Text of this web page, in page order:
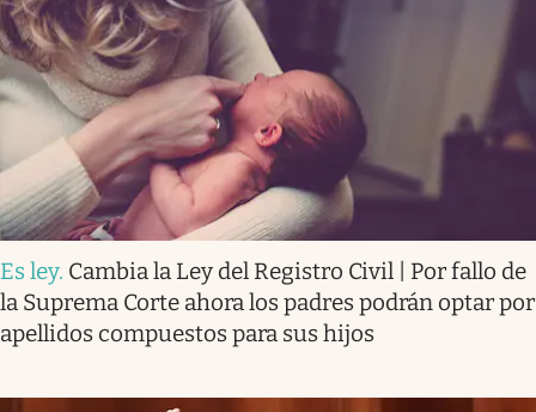
Es ley. Cambia la Ley del Registro Civil | Por fallo de
la Suprema Corte ahora los padres podrán optar por
apellidos compuestos para sus hijos